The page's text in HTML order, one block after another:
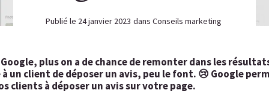
Publié le 24 janvier 2023 dans Conseils marketing
Google, plus on a de chance de remonter dans les
un client de déposer un avis, peu le font. 😢 Google
clients à déposer un avis sur votre page.